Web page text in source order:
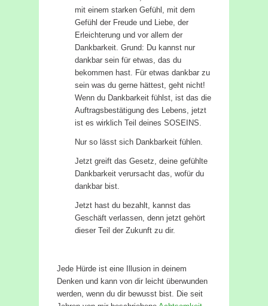
mit einem starken Gefühl, mit dem
Gefühl der Freude und Liebe, der
Erleichterung und vor allem der
Dankbarkeit. Grund: Du kannst nur
dankbar sein für etwas, das du
bekommen hast. Für etwas dankbar zu
sein was du gerne hättest, geht nicht!
Wenn du Dankbarkeit fühlst, ist das die
Auftragsbestätigung des Lebens, jetzt
ist es wirklich Teil deines SOSEINS.
Nur so lässt sich Dankbarkeit fühlen.
Jetzt greift das Gesetz, deine gefühlte
Dankbarkeit verursacht das, wofür du
dankbar bist.
Jetzt hast du bezahlt, kannst das
Geschäft verlassen, denn jetzt gehört
dieser Teil der Zukunft zu dir.
Jede Hürde ist eine Illusion in deinem
Denken und kann von dir leicht überwunden
werden, wenn du dir bewusst bist. Die seit